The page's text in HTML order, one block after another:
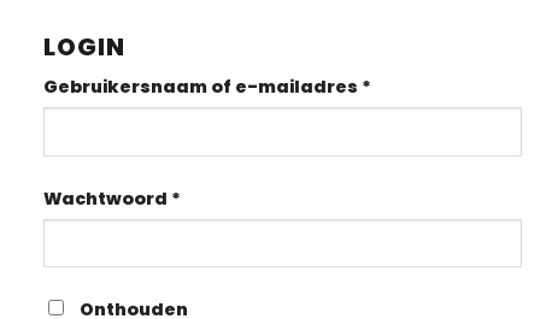
LOGIN
Gebruikersnaam of e-mailadres *Vereist
Wachtwoord *Vereist
Onthouden